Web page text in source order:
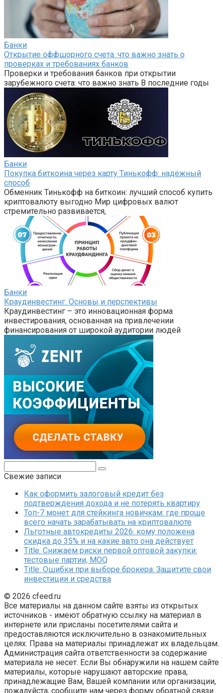
Банки
Открытие оффшорного счета: что важно знать о
проверках и требованиях банков
Проверки и требования банков при открытии
зарубежного счета: что важно знать В последние годы
Банки
Покупка биткоина через карту Тинькофф: надёжный
способ
Обменник Тинькофф на биткоин: лучший способ купить
криптовалюту выгодно Мир цифровых валют
стремительно развивается,
Банки
Краудинвестинг. Основы и перспективы
Краудинвестинг – это инновационная форма
инвестирования, основанная на привлечении
финансирования от широкой аудитории людей
Свежие записи
Как оформить залоговый кредит без
подтверждения дохода и не потерять квартиру
Топ-7 монет для стейкинга новичкам: где проще
всего начать зарабатывать на криптовалюте
Льготные автокредиты 2026: кому положена
скидка до 35% и на какие авто она действует
Title: Снижаем риски первой оптовой закупки:
тестовые партии, MOQ
Title: Ошибки при выборе брокера: Защитите свои
инвестиции и средства
© 2026 cfeed.ru
Все материалы на данном сайте взяты из открытых
источников - имеют обратную ссылку на материал в
интернете или присланы посетителями сайта и
предоставляются исключительно в ознакомительных
целях. Права на материалы принадлежат их владельцам.
Администрация сайта ответственности за содержание
материала не несет. Если Вы обнаружили на нашем сайте
материалы, которые нарушают авторские права,
принадлежащие Вам, Вашей компании или организации,
пожалуйста, сообщите нам через форму обратной связи.